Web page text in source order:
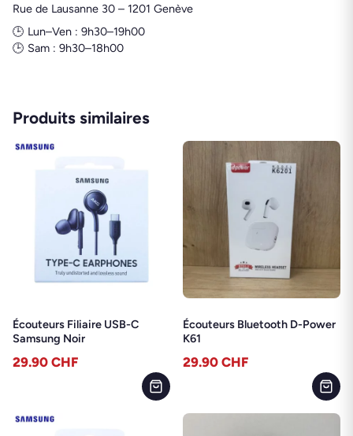
Rue de Lausanne 30 – 1201 Genève
🕒 Lun–Ven : 9h30–19h00
🕒 Sam : 9h30–18h00
Produits similaires
Écouteurs Filiaire USB-C
Samsung Noir
29.90 CHF
Écouteurs Bluetooth D-Power
K61
29.90 CHF